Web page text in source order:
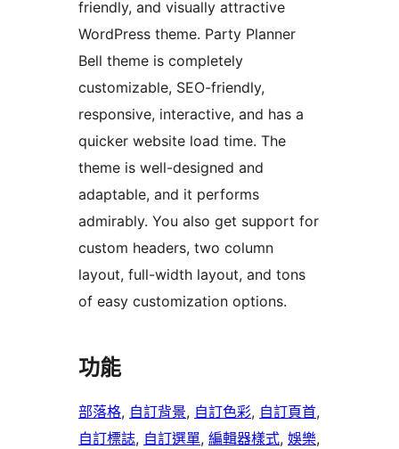
friendly, and visually attractive
WordPress theme. Party Planner
Bell theme is completely
customizable, SEO-friendly,
responsive, interactive, and has a
quicker website load time. The
theme is well-designed and
adaptable, and it performs
admirably. You also get support for
custom headers, two column
layout, full-width layout, and tons
of easy customization options.
功能
部落格, 自訂背景, 自訂色彩, 自訂頁首
自訂標誌, 自訂選單, 編輯器樣式, 娛樂